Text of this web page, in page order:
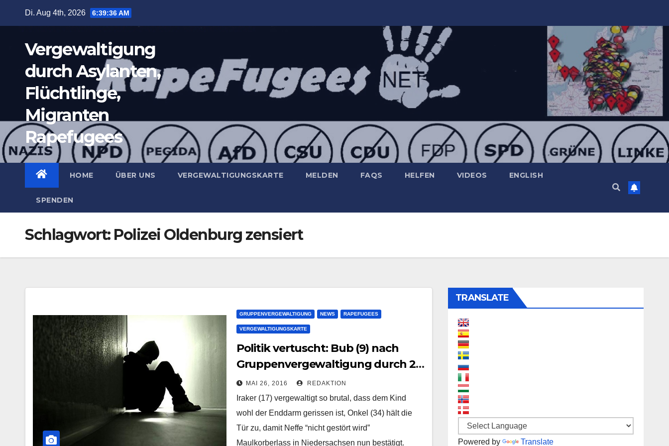
Di. Aug 4th, 2026 6:39:37 AM
Vergewaltigung
durch Asylanten,
Flüchtlinge,
Migranten
Rapefugees
HOME ÜBER UNS VERGEWALTIGUNGSKARTE MELDEN FAQS HELFEN VIDEOS ENGLISH
SPENDEN
Schlagwort: Polizei Oldenburg zensiert
GRUPPENVERGEWALTIGUNG NEWS RAPEFUGEES
VERGEWALTIGUNGSKARTE
Politik vertuscht: Bub (9) nach
Gruppenvergewaltigung durch 2
Asylanten schwerverletzt |
Asylheim Oldenburg
MAI 26, 2016 REDAKTION
Iraker (17) vergewaltigt so brutal, dass dem Kind
wohl der Enddarm gerissen ist, Onkel (34) hält die
Tür zu, damit Neffe “nicht gestört wird”
Maulkorberlass in Niedersachsen nun bestätigt.
TRANSLATE
Powered by Translate